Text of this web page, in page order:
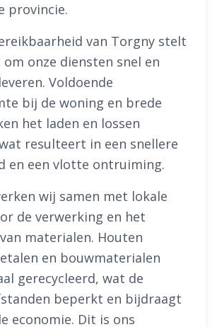
provincie.
van Torgny stelt
onze diensten snel en
Voldoende
bij de woning en brede
het laden en lossen
resulteert in een snellere
en een vlotte ontruiming.
wij samen met lokale
de verwerking en het
materialen. Houten
en bouwmaterialen
gerecycleerd, wat de
beperkt en bijdraagt
economie. Dit is ons